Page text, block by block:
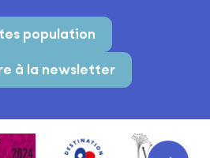
population
à la newsletter